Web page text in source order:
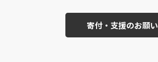
寄付・支援のお願い